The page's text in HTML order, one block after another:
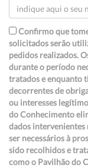
Confirmo que
solicitados serão
pedidos realizados.
durante o período
tratados e enquanto
decorrentes de
ou interesses
do Conhecimento
dados intervenientes
ser necessários à
sido recolhidos e
como o Pavilhão do